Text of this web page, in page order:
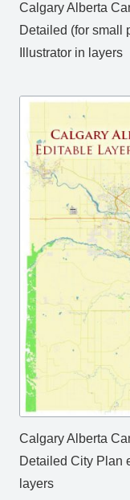
Calgary Alberta
Detailed (for small
Illustrator in layers
Calgary Alberta
Detailed City Plan
layers